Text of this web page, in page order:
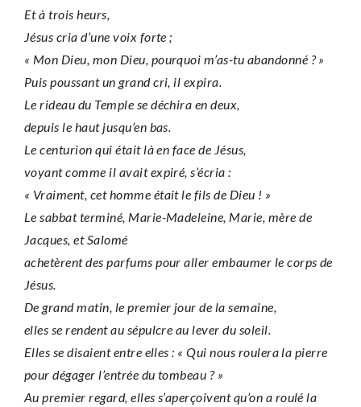
Et à trois heurs,
Jésus cria d’une voix forte ;
« Mon Dieu, mon Dieu, pourquoi m’as-tu abandonné ? »
Puis poussant un grand cri, il expira.
Le rideau du Temple se déchira en deux,
depuis le haut jusqu’en bas.
Le centurion qui était là en face de Jésus,
voyant comme il avait expiré, s’écria :
« Vraiment, cet homme était le fils de Dieu ! »
Le sabbat terminé, Marie-Madeleine, Marie, mère de
Jacques, et Salomé
achetèrent des parfums pour aller embaumer le corps de
Jésus.
De grand matin, le premier jour de la semaine,
elles se rendent au sépulcre au lever du soleil.
Elles se disaient entre elles : « Qui nous roulera la pierre
pour dégager l’entrée du tombeau ? »
Au premier regard, elles s’aperçoivent qu’on a roulé la